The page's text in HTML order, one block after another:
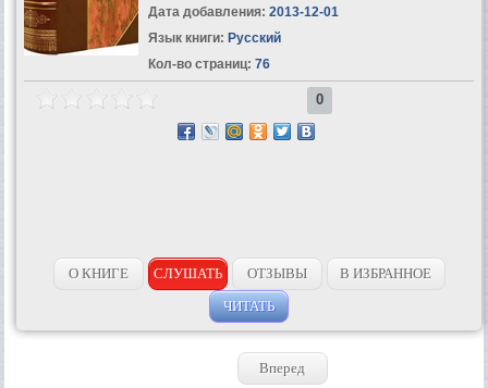
Дата добавления: 2013-12-01
Язык книги: Русский
Кол-во страниц: 76
0
О КНИГЕ СЛУШАТЬ ОТЗЫВЫ
В ИЗБРАННОЕ
ЧИТАТЬ
Вперед